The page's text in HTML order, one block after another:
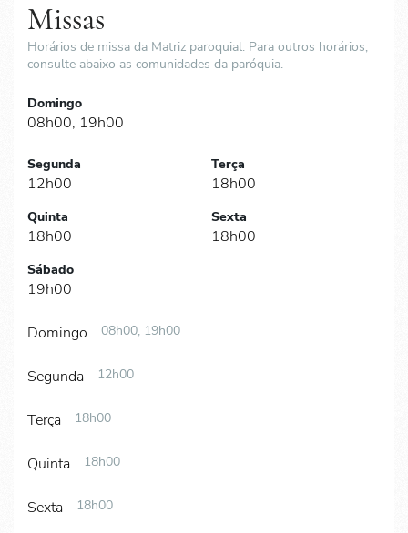
Missas
Horários de missa da Matriz paroquial. Para outros horários,
consulte abaixo as comunidades da paróquia.
Domingo
08h00, 19h00
Segunda
12h00
Terça
18h00
Quinta
18h00
Sexta
18h00
Sábado
19h00
Domingo 08h00, 19h00
Segunda 12h00
Terça 18h00
Quinta 18h00
Sexta 18h00